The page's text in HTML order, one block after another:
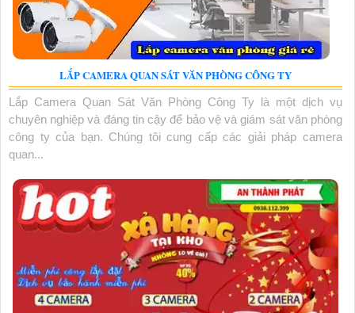
LẮP CAMERA QUAN SÁT VĂN PHÒNG CÔNG TY
Lắp Camera Quan Sát Văn Phòng Công Ty là một dịch vụ
chuyên nghiệp và đáng tin cậy để bảo vệ và giám sát văn phòng
công ty của bạn. Chúng tôi cung cấp các giải pháp camera
quan...